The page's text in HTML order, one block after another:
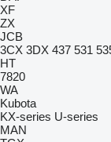
XF
ZX
JCB
3CX 3DX 437 531
HT
7820
WA
Kubota
KX-series U-series
MAN